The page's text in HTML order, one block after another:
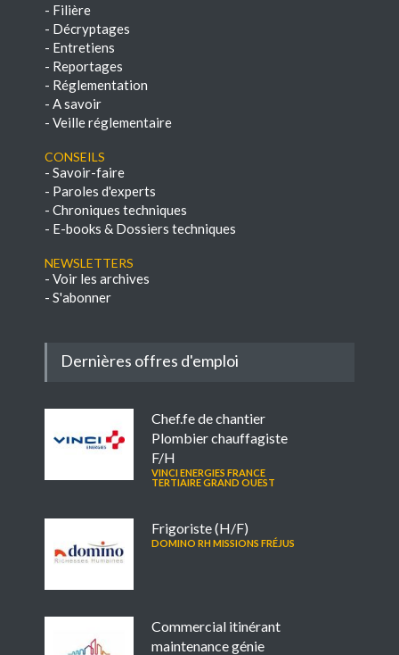
- Filière
- Décryptages
- Entretiens
- Reportages
- Réglementation
- A savoir
- Veille réglementaire
Conseils
- Savoir-faire
- Paroles d'experts
- Chroniques techniques
- E-books & Dossiers techniques
NEWSLETTERS
- Voir les archives
- S'abonner
Dernières offres d'emploi
Chef.fe de chantier
Plombier chauffagiste
F/H
VINCI ENERGIES FRANCE
TERTIAIRE GRAND OUEST
Frigoriste (H/F)
DOMINO RH MISSIONS FRÉJUS
Commercial itinérant
maintenance génie